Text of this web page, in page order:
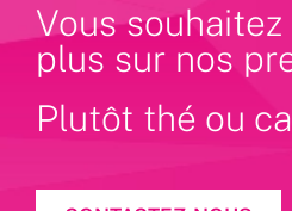
Vous
plus sur nos
Plutôt thé ou